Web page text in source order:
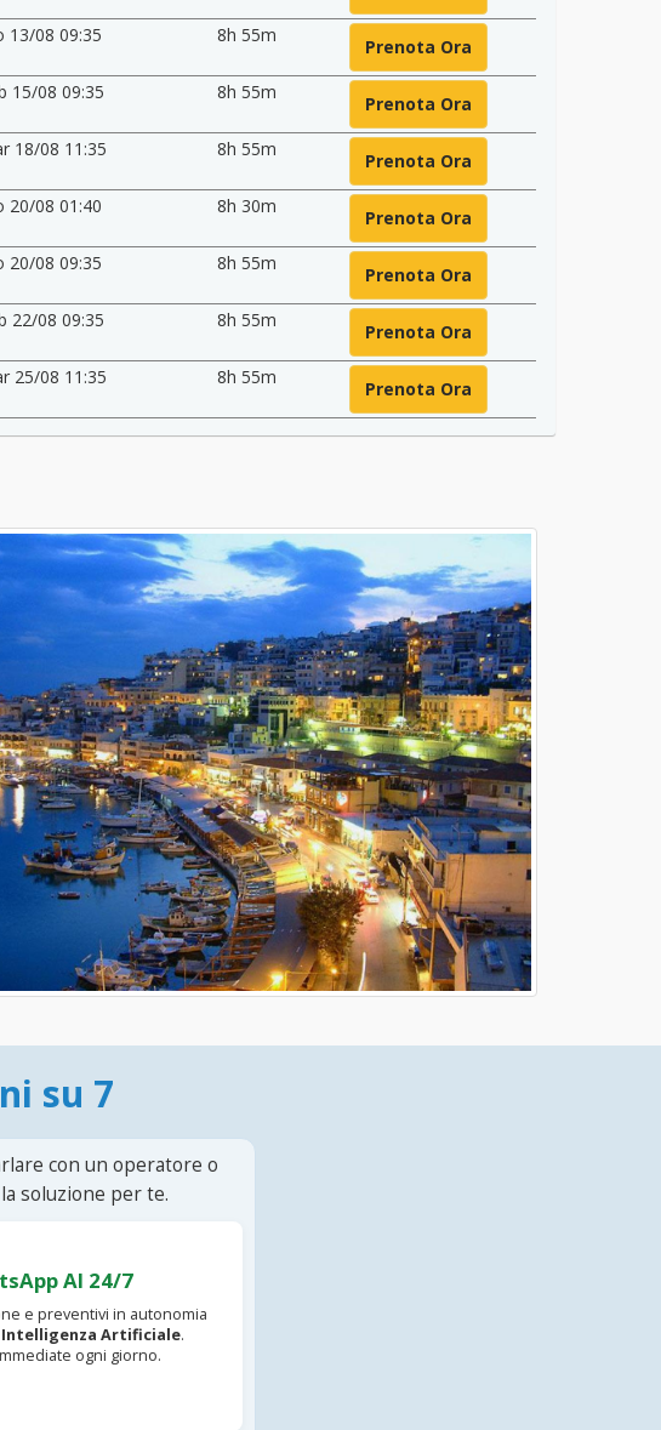
13/08 09:35 8h 55m
Prenota Ora
15/08 09:35 8h 55m
Prenota Ora
18/08 11:35 8h 55m
Prenota Ora
20/08 01:40 8h 30m
Prenota Ora
20/08 09:35 8h 55m
Prenota Ora
22/08 09:35 8h 55m
Prenota Ora
25/08 11:35 8h 55m
Prenota Ora
su 7
con un operatore o
soluzione per te.
AI 24/7
e preventivi in autonomia
Intelligenza Artificiale.
ogni giorno.